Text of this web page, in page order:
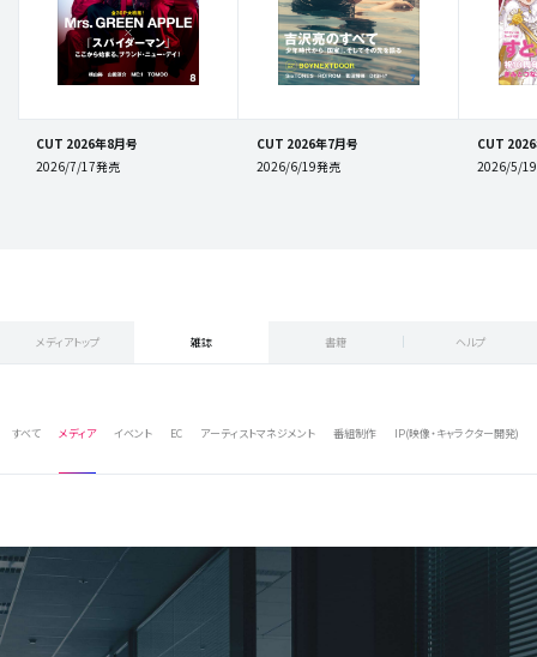
CUT 2026年8月号
2026/7/17発売
CUT 2026年7月号
2026/6/19発売
CUT
2026/5/
メディアトップ 雑誌 書籍 ヘルプ
すべて メディア イベント EC アーティストマネジメント 番組制作 IP(映像・キャラクター開発)